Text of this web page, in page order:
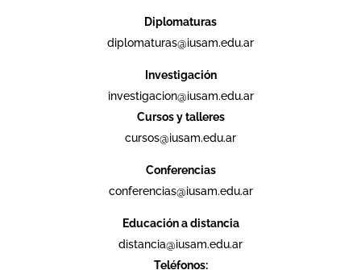
Diplomaturas
diplomaturas@iusam.edu.ar
Investigación
investigacion@iusam.edu.ar
Cursos y talleres
cursos@iusam.edu.ar
Conferencias
conferencias@iusam.edu.ar
Educación a distancia
distancia@iusam.edu.ar
Teléfonos: